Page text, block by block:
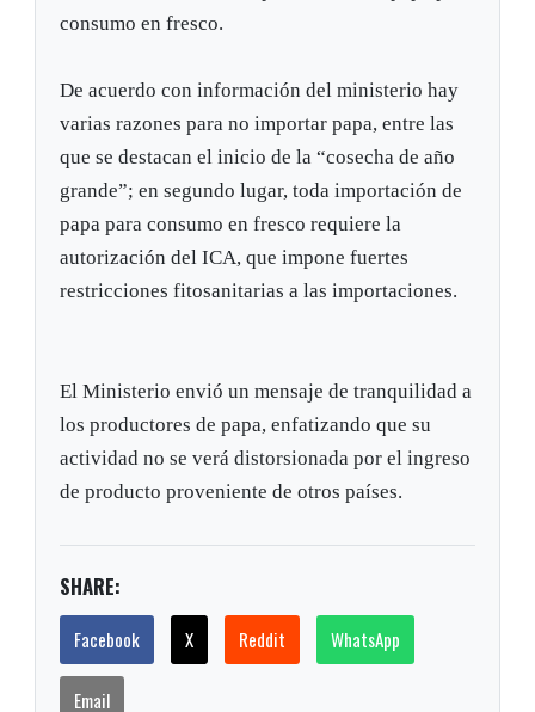
consumo en fresco.
De acuerdo con información del ministerio hay
varias razones para no importar papa, entre las
que se destacan el inicio de la “cosecha de año
grande”; en segundo lugar, toda importación de
papa para consumo en fresco requiere la
autorización del ICA, que impone fuertes
restricciones fitosanitarias a las importaciones.
El Ministerio envió un mensaje de tranquilidad a
los productores de papa, enfatizando que su
actividad no se verá distorsionada por el ingreso
de producto proveniente de otros países.
SHARE:
Facebook X Reddit WhatsApp
Email